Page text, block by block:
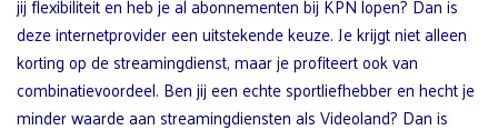
deze internetprovider een uitstekende keuze. Je krijgt niet alleen
korting op de streamingdienst, maar je profiteert ook van
combinatievoordeel. Ben jij een echte sportliefhebber en hecht je
minder waarde aan streamingdiensten als Videoland? Dan is